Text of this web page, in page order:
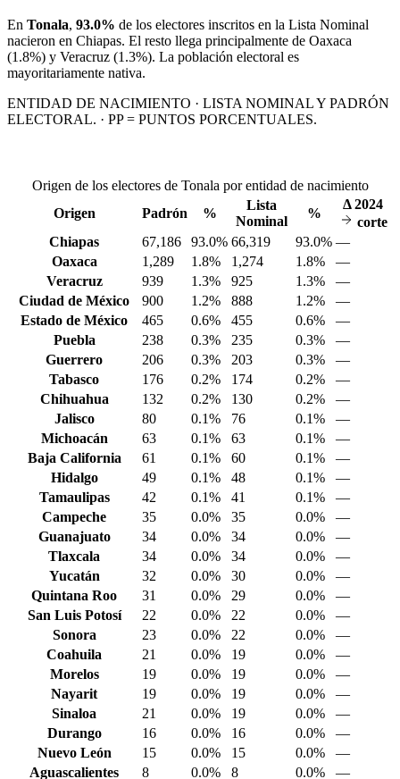
En Tonala, 93.0% de los electores inscritos en la Lista Nominal
nacieron en Chiapas. El resto llega principalmente de Oaxaca
(1.8%) y Veracruz (1.3%). La población electoral es
mayoritariamente nativa.
ENTIDAD DE NACIMIENTO · LISTA NOMINAL Y PADRÓN
ELECTORAL. · PP = PUNTOS PORCENTUALES.
Origen de los electores de Tonala por entidad de nacimiento
Origen
Padrón %
Lista
Nominal
%
Δ2024
corte
Chiapas
67,186 93.0% 66,319 93.0% —
Oaxaca
1,289 1.8% 1,274 1.8%
—
Veracruz
939 1.3% 925 1.3%
—
Ciudad de México
900 1.2% 888 1.2%
—
Estado de México
465 0.6% 455 0.6%
—
Puebla
238 0.3% 235 0.3%
—
Guerrero
206 0.3% 203 0.3%
—
Tabasco
176 0.2% 174 0.2%
—
Chihuahua
132 0.2% 130 0.2%
—
Jalisco
80 0.1% 76 0.1%
—
Michoacán
63 0.1% 63 0.1%
—
Baja California
61 0.1% 60 0.1%
—
Hidalgo
49 0.1% 48 0.1%
—
Tamaulipas
42 0.1% 41 0.1%
—
Campeche
35 0.0% 35 0.0%
—
Guanajuato
34 0.0% 34 0.0%
—
Tlaxcala
34 0.0% 34 0.0%
—
Yucatán
32 0.0% 30 0.0%
—
Quintana Roo
31 0.0% 29 0.0%
—
San Luis Potosí
22 0.0% 22 0.0%
—
Sonora
23 0.0% 22 0.0%
—
Coahuila
21 0.0% 19 0.0%
—
Morelos
19 0.0% 19 0.0%
—
Nayarit
19 0.0% 19 0.0%
—
Sinaloa
21 0.0% 19 0.0%
—
Durango
16 0.0% 16 0.0%
—
Nuevo León
15 0.0% 15 0.0%
—
Aguascalientes
8 0.0% 8 0.0% —